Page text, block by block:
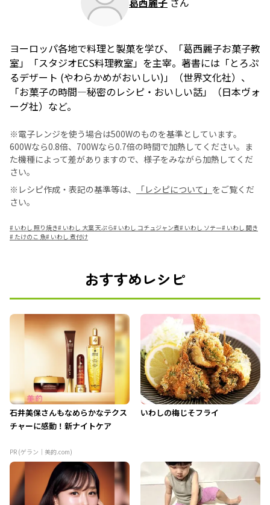
ヨーロッパ各地で料理と製菓を学び、「葛西麗子お菓子教
室」「スタジオECS料理教室」を主宰。著書には「とろぷ
るデザート (やわらかめがおいしい)」（世界文化社）、
「お菓子の時間―秘密のレシピ・おいしい話」（日本ヴォ
ーグ社）など。
※電子レンジを使う場合は500Wのものを基準としています。
600Wなら0.8倍、700Wなら0.7倍の時間で加熱してください。ま
た機種によって差がありますので、様子をみながら加熱してくだ
さい。
※レシピ作成・表記の基準等は、
「レシピについて」 をご覧くだ
さい。
# いわし 照り焼き# いわし 大葉 天ぷら# いわし コチュジャン煮# いわし ソテー# いわし 開き
# たけのこ 魚# いわし 煮付け
おすすめレシピ
石井美保さんもなめらかなテクス
チャーに感動！新ナイトケア
PR (ゲラン｜美的.com)
いわしの梅じそフライ